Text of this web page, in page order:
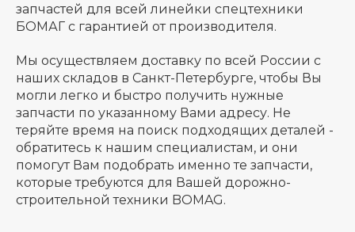
запчастей для всей линейки спецтехники
БОМАГ с гарантией от производителя.
Мы осуществляем доставку по всей России с
наших складов в Санкт-Петербурге, чтобы Вы
могли легко и быстро получить нужные
запчасти по указанному Вами адресу. Не
теряйте время на поиск подходящих деталей -
обратитесь к нашим специалистам, и они
помогут Вам подобрать именно те запчасти,
которые требуются для Вашей дорожно-
строительной техники BOMAG.